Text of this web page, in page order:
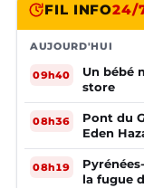
FIL INFO24/
AUJOURD'HUI
09h40
Un bébé
store
08h36
Pont du
Eden
08h19
la fugue